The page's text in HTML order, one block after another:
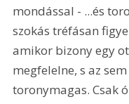
mondással - ...és
szokás tréfásan
amikor bizony egy
megfelelne, s az
toronymagas. Csak